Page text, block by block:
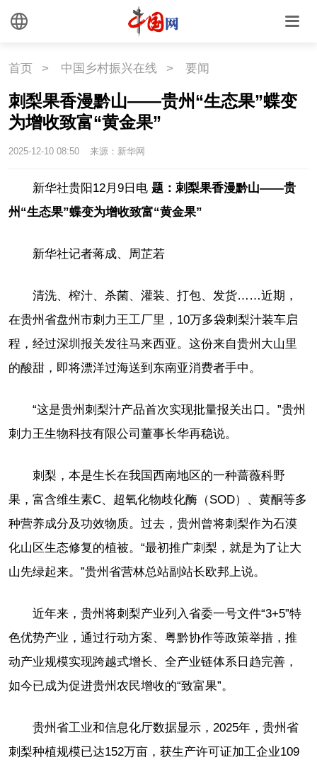
首页 > 中国乡村振兴在线 > 要闻
刺梨果香漫黔山——贵州“生态果”蝶变
为增收致富“黄金果”
2025-12-10 08:50 来源：新华网
新华社贵阳12月9日电 题：刺梨果香漫黔山——贵
州“生态果”蝶变为增收致富“黄金果”
新华社记者蒋成、周芷若
清洗、榨汁、杀菌、灌装、打包、发货……近期，
在贵州省盘州市刺力王工厂里，10万多袋刺梨汁装车启
程，经过深圳报关发往马来西亚。这份来自贵州大山里
的酸甜，即将漂洋过海送到东南亚消费者手中。
“这是贵州刺梨汁产品首次实现批量报关出口。”贵州
刺力王生物科技有限公司董事长华再稳说。
刺梨，本是生长在我国西南地区的一种蔷薇科野
果，富含维生素C、超氧化物歧化酶（SOD）、黄酮等多
种营养成分及功效物质。过去，贵州曾将刺梨作为石漠
化山区生态修复的植被。“最初推广刺梨，就是为了让大
山先绿起来。”贵州省营林总站副站长欧邦上说。
近年来，贵州将刺梨产业列入省委一号文件“3+5”特
色优势产业，通过行动方案、粤黔协作等政策举措，推
动产业规模实现跨越式增长、全产业链体系日趋完善，
如今已成为促进贵州农民增收的“致富果”。
贵州省工业和信息化厅数据显示，2025年，贵州省
刺梨种植规模已达152万亩，获生产许可证加工企业109